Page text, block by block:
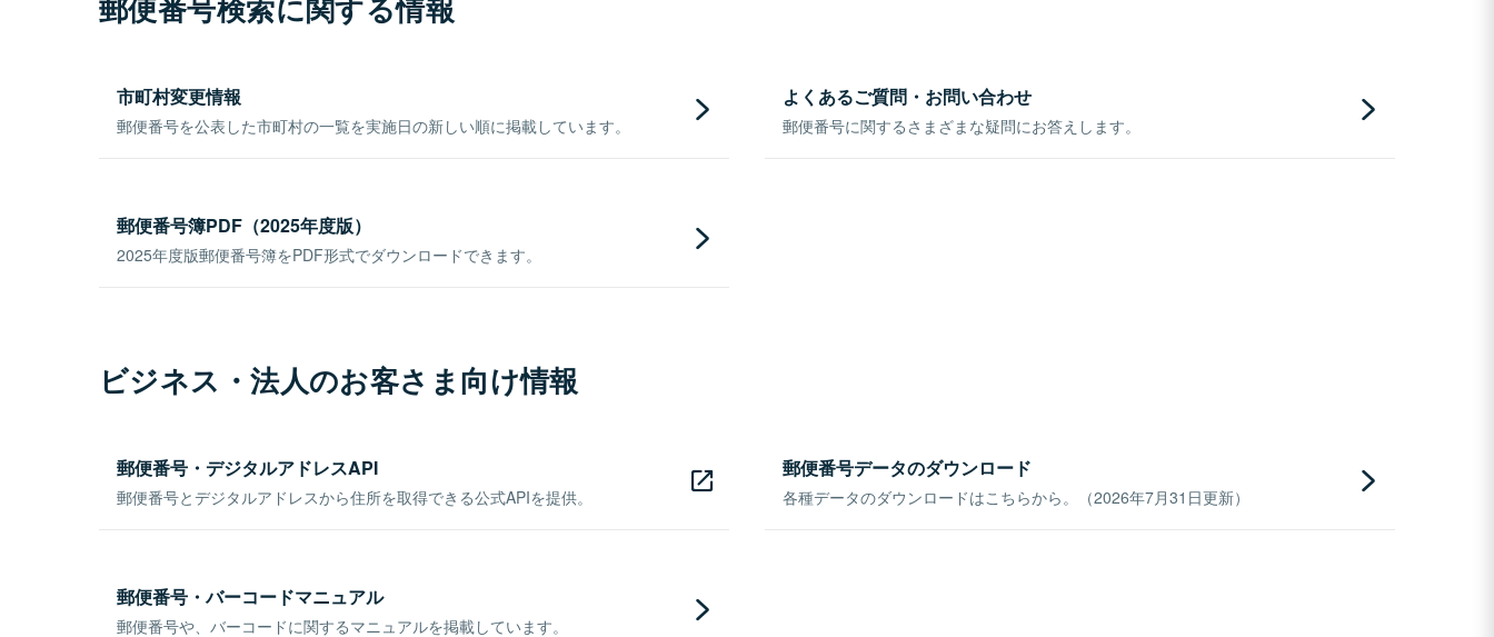
郵便番号検索に関する情報
市町村変更情報
郵便番号を公表した市町村の一覧を実施日の新しい順に掲載しています。
よくあるご質問・お問い合わせ
郵便番号に関するさまざまな疑問にお答えします。
郵便番号簿PDF（2025年度版）
2025年度版郵便番号簿をPDF形式でダウンロードできます。
ビジネス・法人のお客さま向け情報
郵便番号・デジタルアドレスAPI
郵便番号とデジタルアドレスから住所を取得できる公式APIを提供。
郵便番号データのダウンロード
各種データのダウンロードはこちらから。（2026年7月31日更新）
郵便番号・バーコードマニュアル
郵便番号や、バーコードに関するマニュアルを掲載しています。